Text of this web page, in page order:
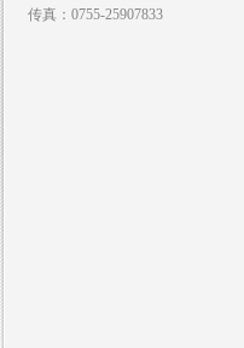
传真：0755-25907833